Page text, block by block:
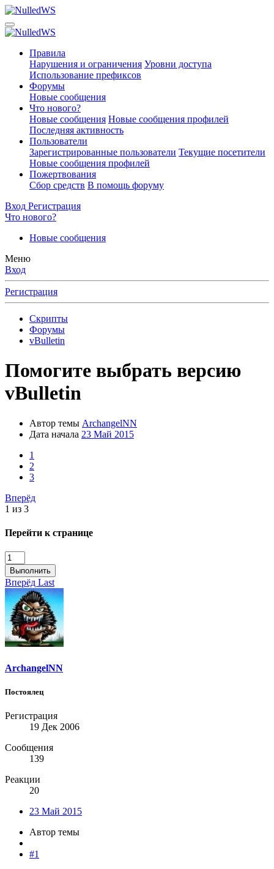
Правила
Нарушения и ограничения Уровни доступа
Использование префиксов
Форумы
Новые сообщения
Что нового?
Новые сообщения Новые сообщения профилей
Последняя активность
Пользователи
Зарегистрированные пользователи Текущие посетители
Новые сообщения профилей
Пожертвования
Сбор средств В помощь форуму
Вход Регистрация
Что нового?
Новые сообщения
Меню
Вход
Регистрация
Скрипты
Форумы
vBulletin
Помогите выбрать версию
vBulletin
Автор темы ArchangelNN
Дата начала 23 Май 2015
1
2
3
Вперёд
1 из 3
Перейти к странице
Выполнить
Вперёд Last
ArchangelNN
Постоялец
Регистрация
19 Дек 2006
Сообщения
139
Реакции
20
23 Май 2015
Автор темы
#1